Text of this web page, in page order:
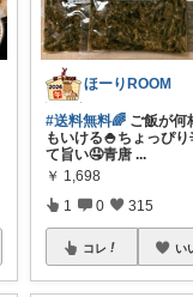
ほーりROOM
#送料無料🌈 ご飯が何
もいける🍚ちょっぴり
て旨い🤤青唐 ...
￥ 1,698
1 0 315
コレ い